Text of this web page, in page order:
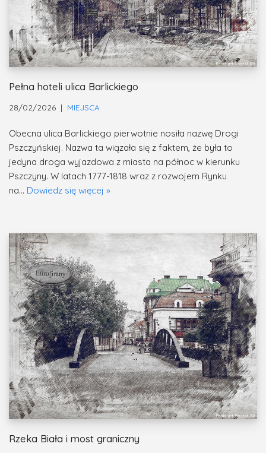
Pełna hoteli ulica Barlickiego
28/02/2026 MIEJSCA
Obecna ulica Barlickiego pierwotnie nosiła nazwę Drogi
Pszczyńskiej. Nazwa ta wiązała się z faktem, że była to
jedyna droga wyjazdowa z miasta na północ w kierunku
Pszczyny. W latach 1777-1818 wraz z rozwojem Rynku
na… Dowiedz się więcej »
Rzeka Biała i most graniczny